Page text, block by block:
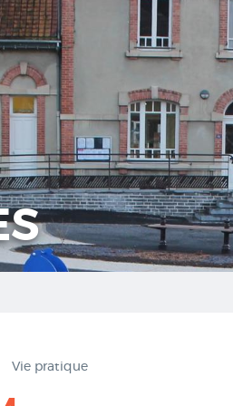
Vie pratique